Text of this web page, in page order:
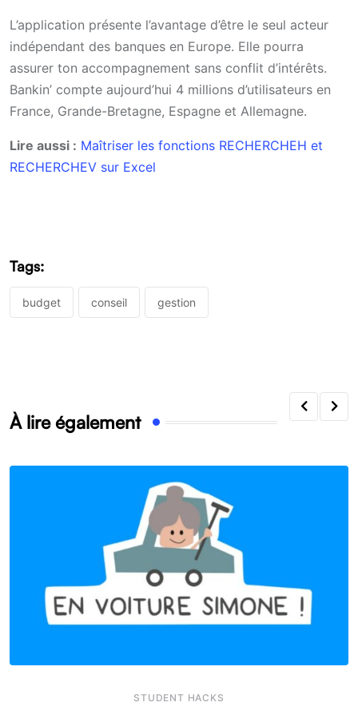
L’application présente l’avantage d’être le seul acteur
indépendant des banques en Europe. Elle pourra
assurer ton accompagnement sans conflit d’intérêts.
Bankin’ compte aujourd’hui 4 millions d’utilisateurs en
France, Grande-Bretagne, Espagne et Allemagne.
Lire aussi : Maîtriser les fonctions RECHERCHEH et
RECHERCHEV sur Excel
Tags:
budget conseil gestion
À lire également
STUDENT HACKS